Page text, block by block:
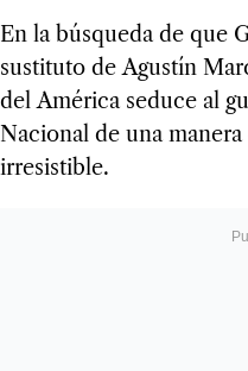
En la búsqueda de que
sustituto de Agustín
del América seduce al
Nacional de una
irresistible.